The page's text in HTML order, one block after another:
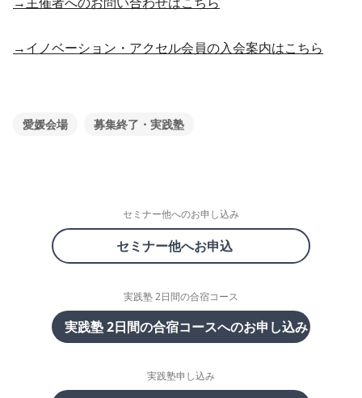
→イノベーション・アクセル会員の入会案内はこちら
愛媛会場 募集終了・実践塾
セミナー他へのお申し込み
セミナー他へお申込
実践塾 2日間の合宿コース
実践塾 2日間の合宿コースへのお申し込み
実践塾申し込み